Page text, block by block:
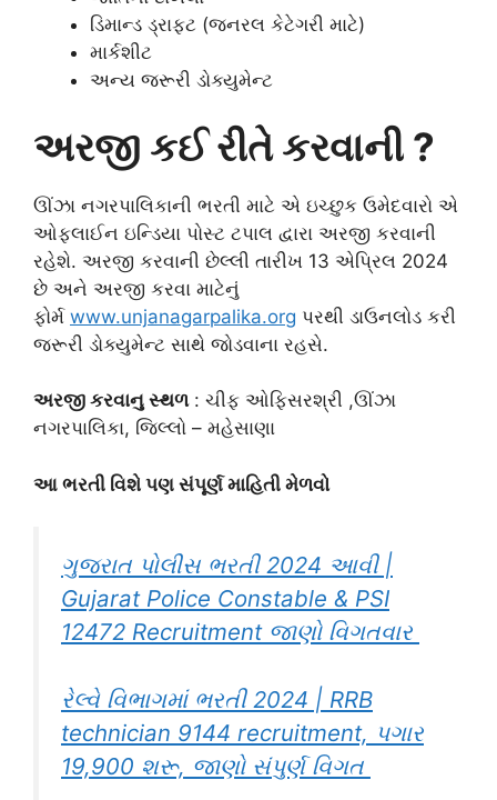
ડિમાન્ડ ડ્રાફ્ટ (જનરલ કેટેગરી માટે)
માર્કશીટ
અન્ય જરૂરી ડોક્યુમેન્ટ
અરજી કઈ રીતે કરવાની ?
ઊંઝા નગરપાલિકાની ભરતી માટે એ ઇચ્છુક ઉમેદવારો એ
ઓફલાઈન ઇન્ડિયા પોસ્ટ ટપાલ દ્વારા અરજી કરવાની
રહેશે. અરજી કરવાની છેલ્લી તારીખ 13 એપ્રિલ 2024
છે અને અરજી કરવા માટેનું
ફોર્મ www.unjanagarpalika.org પરથી ડાઉનલોડ કરી
જરૂરી ડોક્યુમેન્ટ સાથે જોડવાના રહસે.
અરજી કરવાનુ સ્થળ: ચીફ ઓફિસરશ્રી ,ઊંઝા
નગરપાલિકા, જિલ્લો – મહેસાણા
આ ભરતી વિશે પણ સંપૂર્ણ માહિતી મેળવો
ગુજરાત પોલીસ ભરતી 2024 આવી |
Gujarat Police Constable & PSI
12472 Recruitment જાણો વિગતવાર
રેલ્વે વિભાગમાં ભરતી 2024 | RRB
technician 9144 recruitment, પગાર
19,900 શરૂ, જાણો સંપુર્ણ વિગત